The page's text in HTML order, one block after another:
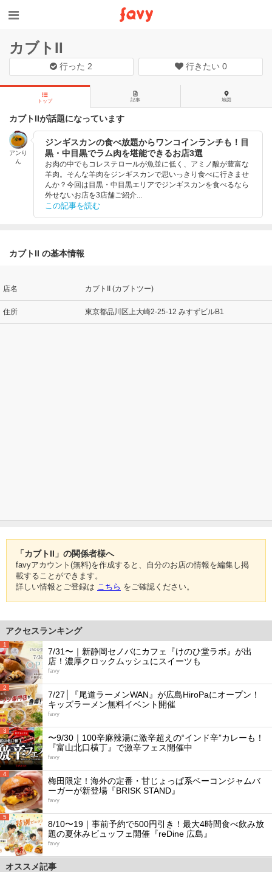
カブトII
行った 2 行きたい 0
トップ 記事 地図
カブトIIが話題になっています
アンり
ん
ジンギスカンの食べ放題からワンコインランチも！目
黒・中目黒でラム肉を堪能できるお店3選
お肉の中でもコレステロールが魚並に低く、アミノ酸が豊富な
羊肉。そんな羊肉をジンギスカンで思いっきり食べに行きませ
んか？今回は目黒・中目黒エリアでジンギスカンを食べるなら
外せないお店を3店舗ご紹介...
この記事を読む
カブトII の基本情報
店名 カブトII (カブトツー)
住所 東京都品川区上大崎2-25-12 みすずビルB1
「カブトII」の関係者様へ
favyアカウント(無料)を作成すると、自分のお店の情報を編集し掲
載することができます。
詳しい情報とご登録は こちら をご確認ください。
アクセスランキング
1
7/31〜｜新静岡セノバにカフェ『けのひ堂ラボ』が出
店！濃厚クロックムッシュにスイーツも
favy
2
7/27│『尾道ラーメンWAN』が広島HiroPaにオープン！
キッズラーメン無料イベント開催
favy
3
〜9/30｜100辛麻辣湯に激辛超えの“インド辛”カレーも！
『富山北口横丁』で激辛フェス開催中
favy
4
梅田限定！海外の定番・甘じょっぱ系ベーコンジャムバ
ーガーが新登場『BRISK STAND』
favy
5
8/10〜19｜事前予約で500円引き！最大4時間食べ飲み放
題の夏休みビュッフェ開催『reDine 広島』
favy
オススメ記事